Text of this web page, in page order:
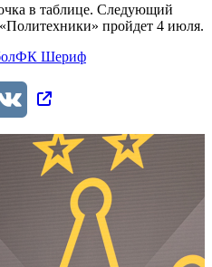
в таблице. Следующий
пройдет 4 июля.
ФК Шериф
VK